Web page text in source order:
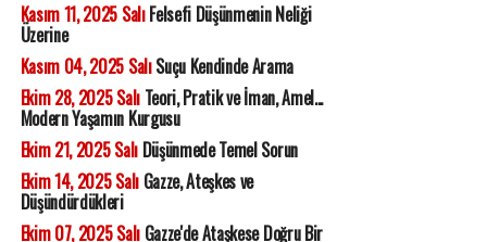
Kasım 11, 2025 SalıFelsefi Düşünmenin Neliği
Üzerine
Kasım 04, 2025 SalıSuçu Kendinde Arama
Ekim 28, 2025 SalıTeori, Pratik ve İman, Amel...
Modern Yaşamın Kurgusu
Ekim 21, 2025 SalıDüşünmede Temel Sorun
Ekim 14, 2025 SalıGazze, Ateşkes ve
Düşündürdükleri
Ekim 07, 2025 SalıGazze'de Ataşkese Doğru Bir